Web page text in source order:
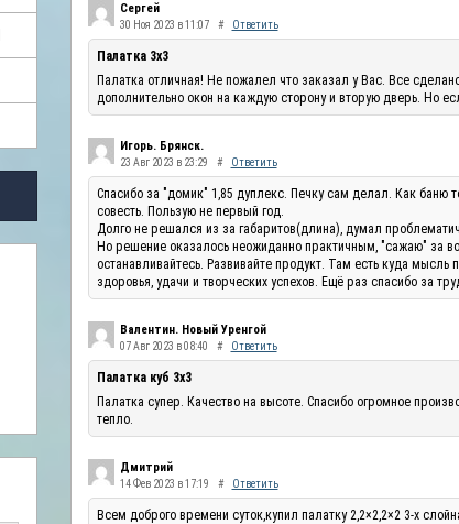
Сергей
30 Ноя 2023 в 11:07 # Ответить
Палатка 3х3
Палатка отличная! Не пожалел что заказал у Вас. Все
дополнительно окон на каждую сторону и вторую дверь. Но
Игорь. Брянск.
23 Авг 2023 в 23:29 # Ответить
Спасибо за "домик" 1,85 дуплекс. Печку сам делал. Как баню
совесть. Пользую не первый год.
Долго не решался из за габаритов(длина), думал
Но решение оказалось неожиданно практичным, "сажаю" за
останавливайтесь. Развивайте продукт. Там есть куда
здоровья, удачи и творческих успехов. Ещё раз спасибо за
Валентин. Новый Уренгой
07 Авг 2023 в 08:40 # Ответить
Палатка куб 3х3
Палатка супер. Качество на высоте. Спасибо огромное
тепло.
Дмитрий
14 Фев 2023 в 17:19 # Ответить
Всем доброго времени суток,купил палатку 2,2×2,2×2 3-х